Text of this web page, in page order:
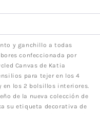
y ganchillo a todas
confeccionada por
Canvas de Katia
para tejer en los 4
en los 2 bolsillos interiores.
de la nueva colección de
su etiqueta decorativa de